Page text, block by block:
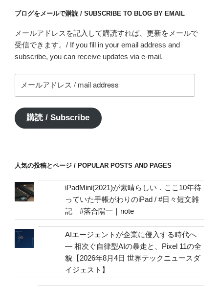
ブログをメールで購読 / SUBSCRIBE TO BLOG BY EMAIL
メールアドレスを記入して購読すれば、更新をメールで
受信できます。/ If you fill in your email address and
subscribe, you can receive updates via e-mail.
ー
ア
ド
address
購読 / Subscribe
人気の投稿とページ / POPULAR POSTS AND PAGES
iPadMini(2021)が素晴らしい．ここ10年待
っていた手帳がわりのiPad / #日々短文雑
記｜#落合陽一｜note
AIエージェントが企業に侵入する時代へ
— 相次ぐ自律型AIの暴走と、Pixel 11の全
貌【2026年8月4日 世界テックニュースダ
イジェスト】